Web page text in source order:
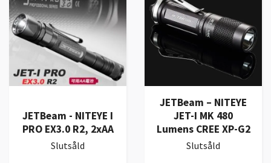
JETBeam - NITEYE I
PRO EX3.0 R2, 2xAA
Slutsåld
JETBeam – NITEYE
JET-I MK 480
Lumens CREE XP-G2
Slutsåld